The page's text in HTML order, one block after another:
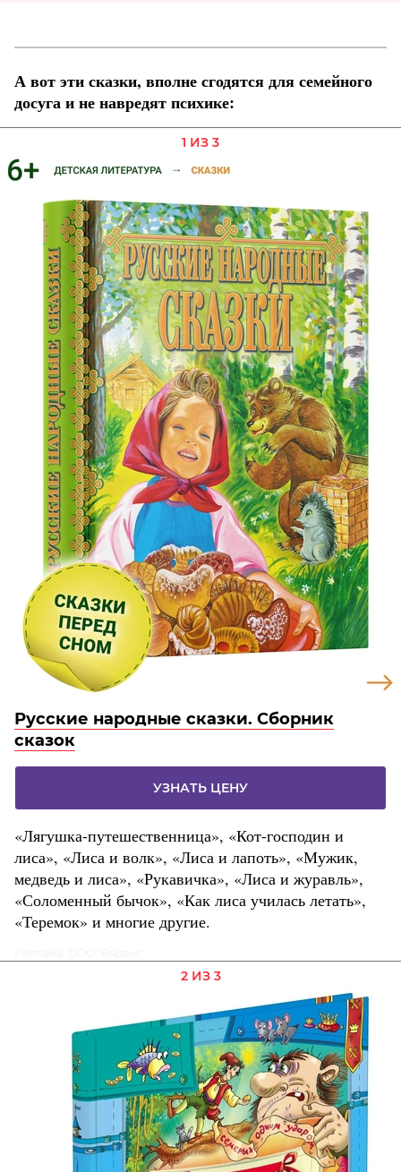
А вот эти сказки, вполне сгодятся для семейного
досуга и не навредят психике:
1 ИЗ 3
Русские народные сказки. Сборник
сказок
УЗНАТЬ ЦЕНУ
«Лягушка-путешественница», «Кот-господин и
лиса», «Лиса и волк», «Лиса и лапоть», «Мужик,
медведь и лиса», «Рукавичка», «Лиса и журавль»,
«Соломенный бычок», «Как лиса училась летать»,
«Теремок» и многие другие.
2 ИЗ 3